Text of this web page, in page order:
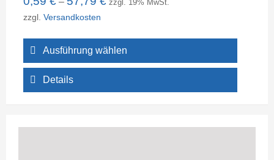
zzgl. 19% MwSt.
zzgl. Versandkosten
Ausführung wählen
Details